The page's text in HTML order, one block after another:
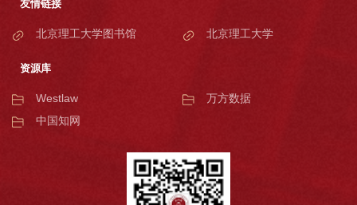
友情链接
北京理工大学图书馆 北京理工大学
资源库
Westlaw
万方数据
中国知网